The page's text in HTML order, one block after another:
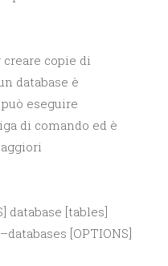
copie di
database è
può eseguire
di comando ed è
database [tables]
[OPTIONS]